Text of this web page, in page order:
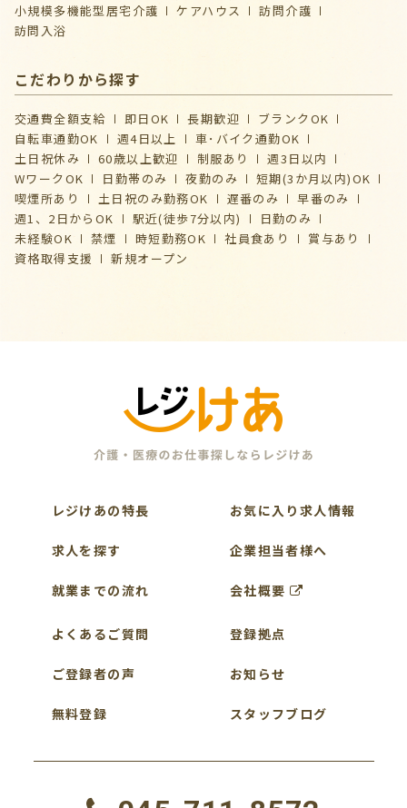
⼩規模多機能型居宅介護
ケアハウス
訪問介護
訪問入浴
こだわりから探す
交通費全額支給 即日OK 長期歓迎
ブランクOK
自転車通勤OK
週4日以上
車･バイク通勤OK
土日祝休み
60歳以上歓迎 制服あり
週3日以内
WワークOK
日勤帯のみ 夜勤のみ
短期(3か月以内)OK
喫煙所あり
土日祝のみ勤務OK 遅番のみ
早番のみ
週1、2日からOK
駅近(徒歩7分以内)
日勤のみ
未経験OK
禁煙 時短勤務OK 社員食あり
賞与あり
資格取得支援
新規オープン
レジけあの特長
求人を探す
就業までの流れ
よくあるご質問
ご登録者の声
無料登録
お気に入り求人情報
企業担当者様へ
会社概要
登録拠点
お知らせ
スタッフブログ